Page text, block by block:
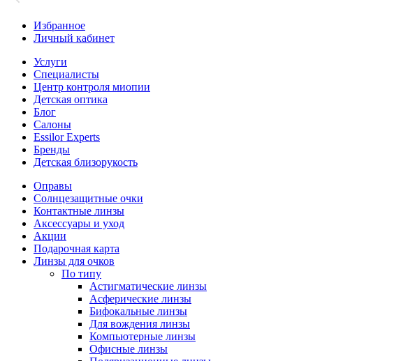
Избранное
Личный кабинет
Услуги
Специалисты
Центр контроля миопии
Детская оптика
Блог
Салоны
Essilor Experts
Бренды
Детская близорукость
Оправы
Солнцезащитные очки
Контактные линзы
Аксессуары и уход
Акции
Подарочная карта
Линзы для очков
По типу
Астигматические линзы
Асферические линзы
Бифокальные линзы
Для вождения линзы
Компьютерные линзы
Офисные линзы